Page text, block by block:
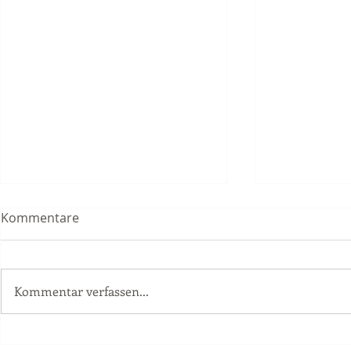
Kommentare
Kommentar verfassen...